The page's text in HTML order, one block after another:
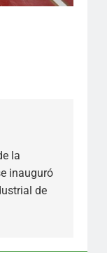
la
inauguró
de